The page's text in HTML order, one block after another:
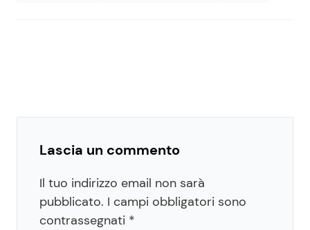
Lascia un commento
Il tuo indirizzo email non sarà
pubblicato. I campi obbligatori sono
contrassegnati *